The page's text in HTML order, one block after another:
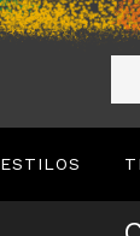
ESTILOS